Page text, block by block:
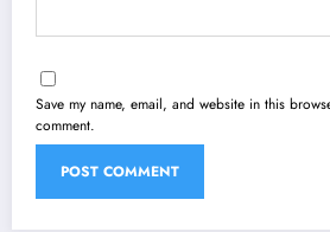
Save my name, email, and website in this
comment.